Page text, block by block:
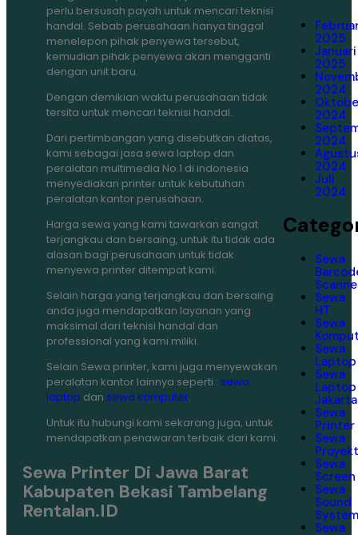
perlu bersusah payah untuk mencari teknisi
handal. Sebab perusahaan hanya tinggal
menelepon pihak penyewa tersebut,
kemudian pihak penyewa akan mengganti
dengan unit baru.
Dengan demikian waktu perusahaan tidak
tersita untuk mencari teknisi handal.
Dari pertimbangan yang disebutkan diatas,
kami sebagai jasa sewa laptop dan
peralatan multimedia No.1 di indonesia
menyediakan printer untuk kebutuhan
peralatan kantor perusahaan.
Harga sewa yang kami tawarkan sangat
terjangkau dan bersaing, untuk itu tidak ada
alasan bagi perusahaan untuk tidak
menyewa printer ditempat kami.
Selain harga yang terjangkau dan bersaing
anda juga mendapatkan layanan yang
maksimal dari teknisi handal dan
professional yang kami miliki.
Selain Sewa printer, kami juga menyewakan
peralatan kantor lainnya seperti : sewa
laptop dan sewa komputer.
Untuk itu hubungi kami sekarang juga, untuk
mendapatkan penawaran terbaik dari kami.
Sewa Printer Di Jawa Barat
Kabupaten Bekasi Tambelang
Rentalan.ID
2025
Januari
2025
2024
2024
2024
2024
Juli
2024
Sewa
Sewa
HT
Sewa
Sewa
Laptop
Sewa
Laptop
Jakarta
Sewa
Printer
Sewa
Sewa
Screen
Sewa
Sound
System
Sewa